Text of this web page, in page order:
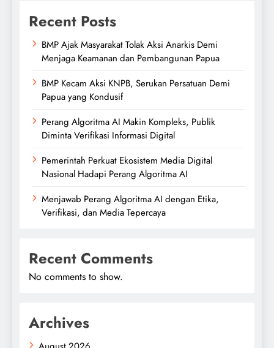
Recent Posts
BMP Ajak Masyarakat Tolak Aksi Anarkis Demi
Menjaga Keamanan dan Pembangunan Papua
BMP Kecam Aksi KNPB, Serukan Persatuan Demi
Papua yang Kondusif
Perang Algoritma AI Makin Kompleks, Publik
Diminta Verifikasi Informasi Digital
Pemerintah Perkuat Ekosistem Media Digital
Nasional Hadapi Perang Algoritma AI
Menjawab Perang Algoritma AI dengan Etika,
Verifikasi, dan Media Tepercaya
Recent Comments
No comments to show.
Archives